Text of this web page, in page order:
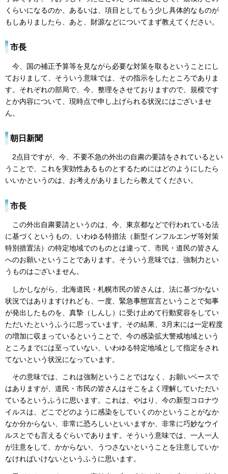
くらいになるのか、あるいは、項目としてもう少し具体的なものが
もしありましたら、あと、財源などについてまず教えてください。
市長
今、国の補正予算等を見ながら必要な対策を取るということにし
ておりまして、そういう意味では、その指示をしたところでありま
す。それぞれの部局で、今、整理をさせておりますので、規模です
とか内容について、現時点で申し上げられる状況にはございませ
ん。
朝日新聞
2点目ですが、今、不要不急の外出の自粛の要請をされているとい
うことで、これを実効性あるものとするためにはどのようにしたら
いいかというのは、お考えがありましたら教えてください。
市長
この外出自粛要請というのは、今、東京都などで行われている法
に基づくというもの、いわゆる特措法（新型インフルエンザ等対策
特別措置法）の特定地域でのものとは違って、市民・道民の皆さん
へのお願いということであります。そういう意味では、強制力とい
うものはございません。
しかしながら、北海道民・札幌市民の皆さんは、法に基づかない
状況ではありますけれども、一度、緊急事態宣言ということで知事
が発出したものを、真摯（しんし）に受け止めて行動変容をしてい
ただいたというふうに思っています。その結果、3月末には一定程度
の増加に収まっているということで、今の感染拡大警戒地域という
ところまでには至っていない、いわゆる特定地域として指定をされ
てないという状況になっています。
その意味では、これは強制ということではなく、お願いベースで
はありますが、道民・市民の皆さんはそこをよく理解していただい
ているというふうに思います。これは、やはり、今の新型コロナウ
イルスは、どこでどのように感染をしていくのかということがなか
なか分からない、非常に恐ろしいといいますか、非常に巧妙なウイ
ルスとでも言えるぐらいであります。そういう意味では、一人一人
が注意をして、かからない、うつさないということを注意していか
なければいけないというふうに思います。